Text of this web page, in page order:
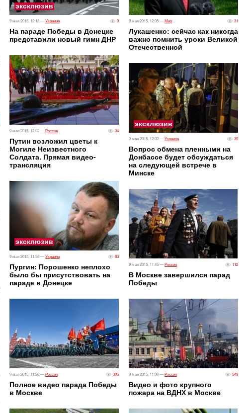
эксклюзив
9 мая 2015, 12:13 —Украина 0
На параде Победы в Донецке
представили новый гимн ДНР
9 мая 2015, 12:02 —Россия 34
Путин возложил цветы к
Могиле Неизвестного
Солдата. Прямая видео-
трансляция
эксклюзив
9 мая 2015, 11:58 —Украина 83
Пургин: Порошенко неплохо
было бы присутствовать на
параде в Донецке
9 мая 2015, 11:28 —Россия 305
Полное видео парада Победы
в Москве
9 мая 2015, 12:05 —Мир 31
Лукашенко: сейчас как никогда
важно помнить уроки Великой
Отечественной
эксклюзив
9 мая 2015, 12:02 —Украина 30
​Вопрос обмена пленными на
Донбассе будет обсуждаться
на следующей встрече в
Минске
9 мая 2015, 11:45 —Россия 112
В Москве завершился парад
Победы
9 мая 2015, 11:06 —Россия 549
Видео и фото крупного
пожара на ВДНХ в Москве